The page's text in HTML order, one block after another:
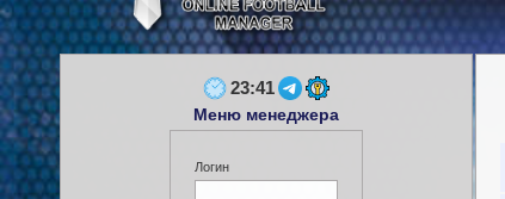
23:41
Меню менеджера
Логин